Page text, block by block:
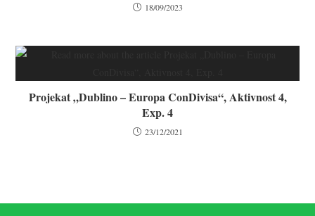
18/09/2023
Projekat „Dublino – Europa ConDivisa“, Aktivnost 4,
Exp. 4
23/12/2021